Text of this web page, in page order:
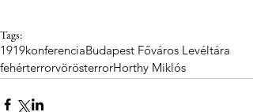
Tags:
1919konferenciaBudapest Főváros Levéltára
fehérterrorvörösterrorHorthy Miklós